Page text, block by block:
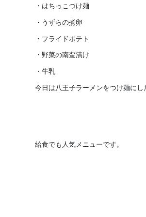
・はちっこつけ麺
・うずらの煮卵
・フライドポテト
・野菜の南蛮漬け
・牛乳
今日は八王子ラーメンをつけ麺にし
給食でも人気メニューです。